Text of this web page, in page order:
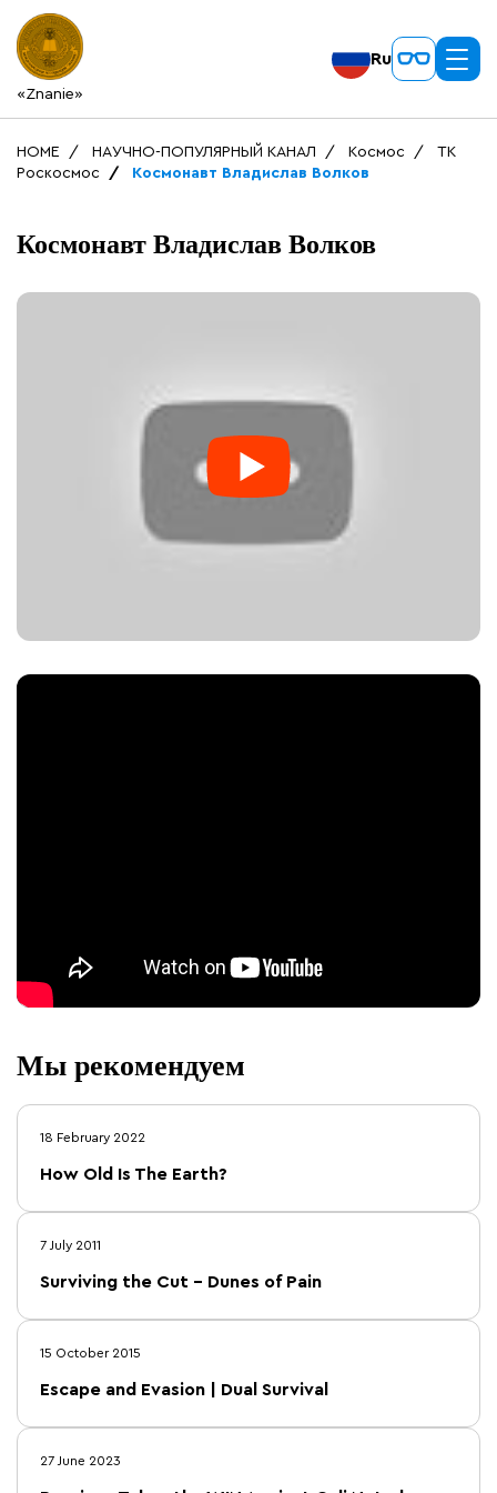
«Znanie»
Ru
HOME НАУЧНО-ПОПУЛЯРНЫЙ КАНАЛ Космос
ТК
Роскосмос
Космонавт Владислав Волков
Космонавт Владислав Волков
Мы рекомендуем
18 February 2022
How Old Is The Earth?
7 July 2011
Surviving the Cut – Dunes of Pain
15 October 2015
Escape and Evasion | Dual Survival
27 June 2023